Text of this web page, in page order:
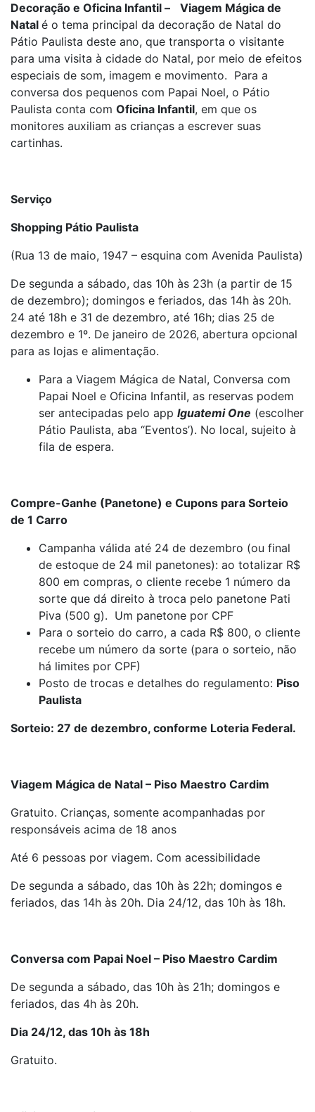
Decoração e Oficina Infantil –
Viagem Mágica de
Natal é o tema principal da decoração de Natal do
Pátio Paulista deste ano, que transporta o visitante
para uma visita à cidade do Natal, por meio de efeitos
especiais de som, imagem e movimento. Para a
conversa dos pequenos com Papai Noel, o Pátio
Paulista conta com Oficina Infantil, em que os
monitores auxiliam as crianças a escrever suas
cartinhas.
Serviço
Shopping Pátio Paulista
(Rua 13 de maio, 1947 – esquina com Avenida Paulista)
De segunda a sábado, das 10h às 23h (a partir de 15
de dezembro); domingos e feriados, das 14h às 20h.
24 até 18h e 31 de dezembro, até 16h; dias 25 de
dezembro e 1º. De janeiro de 2026, abertura opcional
para as lojas e alimentação.
Para a Viagem Mágica de Natal, Conversa com
Papai Noel e Oficina Infantil, as reservas podem
ser antecipadas pelo app Iguatemi One (escolher
Pátio Paulista, aba “Eventos’). No local, sujeito à
fila de espera.
Compre-Ganhe (Panetone) e Cupons para Sorteio
de 1 Carro
Campanha válida até 24 de dezembro (ou final
de estoque de 24 mil panetones): ao totalizar R$
800 em compras, o cliente recebe 1 número da
sorte que dá direito à troca pelo panetone Pati
Piva (500 g). Um panetone por CPF
Para o sorteio do carro, a cada R$ 800, o cliente
recebe um número da sorte (para o sorteio, não
há limites por CPF)
Posto de trocas e detalhes do regulamento: Piso
Paulista
Sorteio: 27 de dezembro, conforme Loteria Federal.
Viagem Mágica de Natal – Piso Maestro Cardim
Gratuito. Crianças, somente acompanhadas por
responsáveis acima de 18 anos
Até 6 pessoas por viagem. Com acessibilidade
De segunda a sábado, das 10h às 22h; domingos e
feriados, das 14h às 20h. Dia 24/12, das 10h às 18h.
Conversa com Papai Noel – Piso Maestro Cardim
De segunda a sábado, das 10h às 21h; domingos e
feriados, das 4h às 20h.
Dia 24/12, das 10h às 18h
Gratuito.